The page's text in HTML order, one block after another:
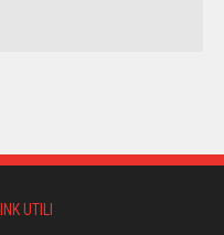
LINK UTILI